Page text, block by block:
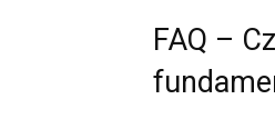
FAQ –